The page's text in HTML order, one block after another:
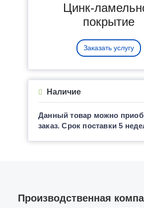
Цинк-
покрытие
Заказать услугу
Наличие
Данный товар можно
заказ. Срок поставки 5
Производственная